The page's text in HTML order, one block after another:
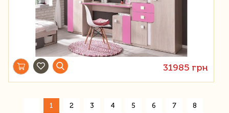
31985 грн
1 2 3 4 5 6 7 8